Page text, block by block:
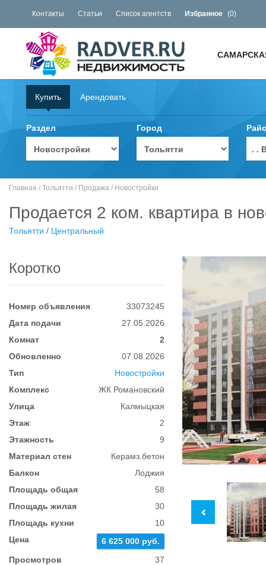
Контакты Статьи Список агентств Избранное (0)
Купить Арендовать
Раздел Город
. .
Главная / Тольятти / Продажа / Новостройки
Продается 2 ком. квартира в
Тольятти / Центральный
Коротко
Номер объявления
33073245
Дата подачи
27.05.2026
Комнат
2
Обновленно
07.08.2026
Тип
Новостройки
Комплекс
ЖК Романовский
Улица
Калмыцкая
Этаж
2
Этажность
9
Материал стен
Керамз.бетон
Балкон
Лоджия
Площадь общая
58
Площадь жилая
30
Площадь кухни
10
Цена
6 625 000 руб.
Просмотров
37